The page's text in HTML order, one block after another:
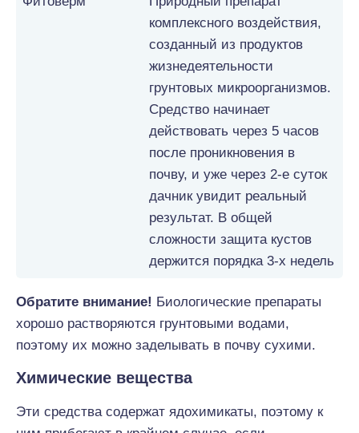
комплексного воздействия,
созданный из продуктов
жизнедеятельности
грунтовых микроорганизмов.
Средство начинает
действовать через 5 часов
после проникновения в
почву, и уже через 2-е суток
дачник увидит реальный
результат. В общей
сложности защита кустов
держится порядка 3-х недель
Обратите внимание! Биологические препараты
хорошо растворяются грунтовыми водами,
поэтому их можно заделывать в почву сухими.
Химические вещества
Эти средства содержат ядохимикаты, поэтому к